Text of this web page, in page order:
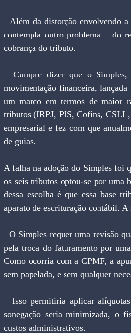
  Além da distorção envolvendo a fixação do limite para enquadramento no Simples, o faturamento
contempla outro problema   do
cobrança do tributo.
  Cumpre dizer que o Simples, criado em 1996, derivou da ideia do Imposto Único sobre a
movimentação financeira,
um marco em termos de maior
tributos (IRPJ, PIS, Cofins,
empresarial e fez com que
de guias.
A falha na adoção do Simples foi
os seis tributos optou-se por uma
dessa escolha é que essa base
aparato de escrituração contábil. A
pela troca do faturamento por
Como ocorria com a CPMF, a
sem papelada, e sem qualquer
sonegação seria minimizada, o
custos administrativos.